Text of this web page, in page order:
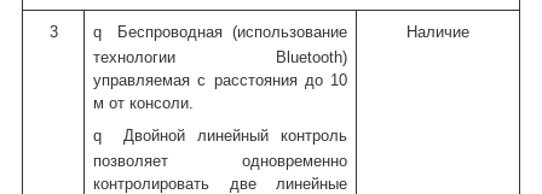
3 q
Беспроводная (использование
технологии Bluetooth)
управляемая с расстояния до 10
м от консоли.
q
Двойной линейный контроль
позволяет одновременно
контролировать две линейные
Наличие